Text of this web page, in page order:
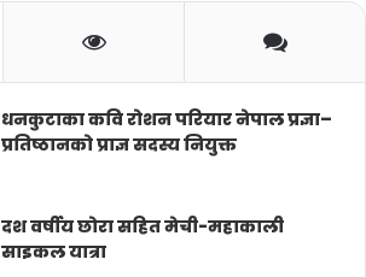
धनकुटाका कवि रोशन परियार नेपाल प्रज्ञा–
प्रतिष्ठानको प्राज्ञ सदस्य नियुक्त
दश वर्षीय छोरा सहित मेची-महाकाली
साइकल यात्रा